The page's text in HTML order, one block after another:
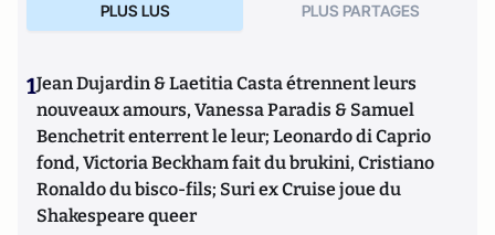
PLUS LUS PLUS PARTAGES
1Jean Dujardin & Laetitia Casta étrennent leurs
nouveaux amours, Vanessa Paradis & Samuel
Benchetrit enterrent le leur; Leonardo di Caprio
fond, Victoria Beckham fait du brukini, Cristiano
Ronaldo du bisco-fils; Suri ex Cruise joue du
Shakespeare queer